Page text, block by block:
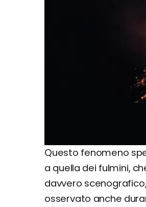
Questo fenomeno
a quella dei fulmini,
davvero
osservato anche